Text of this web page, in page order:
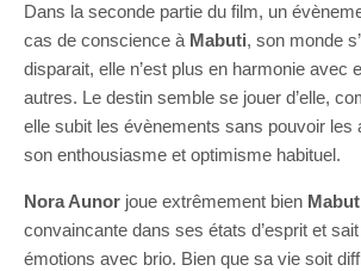
Dans la seconde partie du film, un
cas de conscience à Mabuti, son monde
disparait, elle n’est plus en harmonie avec
autres. Le destin semble se jouer d’elle,
elle subit les évènements sans pouvoir les
son enthousiasme et optimisme habituel.
Nora Aunor joue extrêmement bien
convaincante dans ses états d’esprit et
émotions avec brio. Bien que sa vie soit